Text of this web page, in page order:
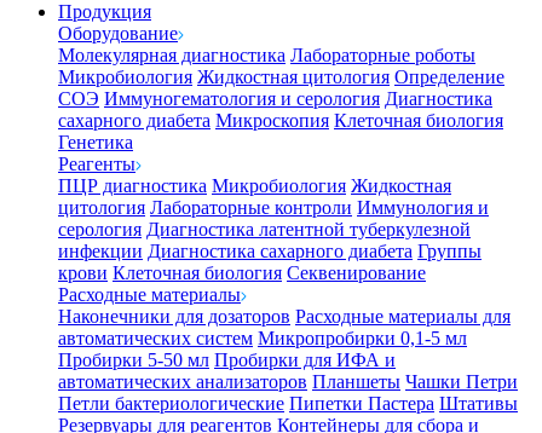
Продукция
Оборудование
Молекулярная диагностика Лабораторные роботы
Микробиология Жидкостная цитология Определение
СОЭ Иммуногематология и серология Диагностика
сахарного диабета Микроскопия Клеточная биология
Генетика
Реагенты
ПЦР диагностика Микробиология Жидкостная
цитология Лабораторные контроли Иммунология и
серология Диагностика латентной туберкулезной
инфекции Диагностика сахарного диабета Группы
крови Клеточная биология Секвенирование
Расходные материалы
Наконечники для дозаторов Расходные материалы для
автоматических систем Микропробирки 0,1-5 мл
Пробирки 5-50 мл Пробирки для ИФА и
автоматических анализаторов Планшеты Чашки Петри
Петли бактериологические Пипетки Пастера Штативы
Резервуары для реагентов Контейнеры для сбора и